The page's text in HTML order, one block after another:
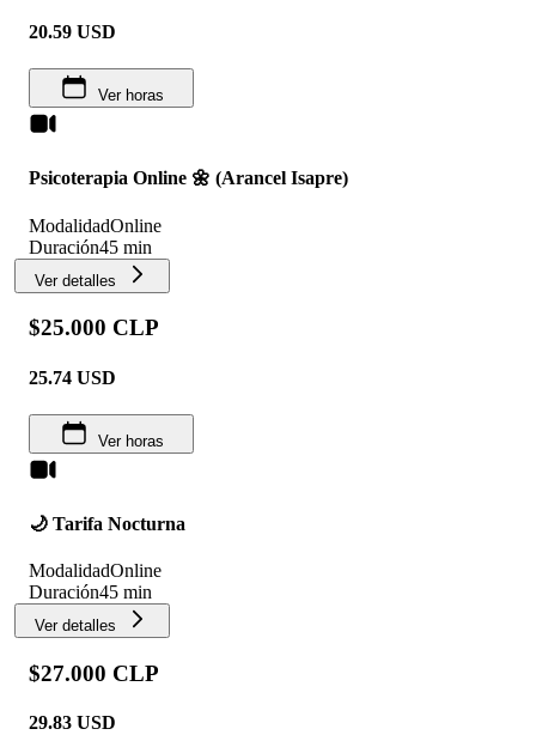
20.59 USD
Ver horas
Psicoterapia Online 🌼 (Arancel Isapre)
ModalidadOnline
Duración45 min
Ver detalles
$25.000 CLP
25.74 USD
Ver horas
🌙 Tarifa Nocturna
ModalidadOnline
Duración45 min
Ver detalles
$27.000 CLP
29.83 USD